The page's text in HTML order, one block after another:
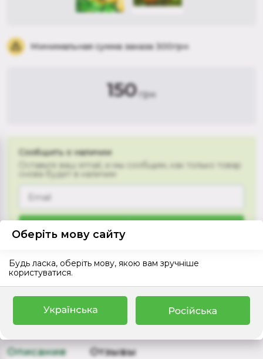
Оберіть мову сайту
Будь ласка, оберіть мову, якою вам зручніше
користуватися.
Минимальная сумма заказа 300грн
150 грн
Сообщить о наличии
Оставьте ваш email, и мы сообщим, как только товар
снова будет в наличии
Сообщить
Доставка +
Оплата
Описание Отзывы